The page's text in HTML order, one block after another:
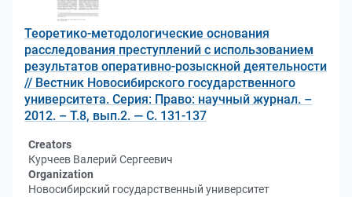
Теоретико-методологические основания
расследования преступлений с использованием
результатов оперативно-розыскной деятельности
// Вестник Новосибирского государственного
университета. Серия: Право: научный журнал. –
2012. – Т.8, вып.2. — С. 131-137
Creators
Курчеев Валерий Сергеевич
Organization
Новосибирский государственный университет